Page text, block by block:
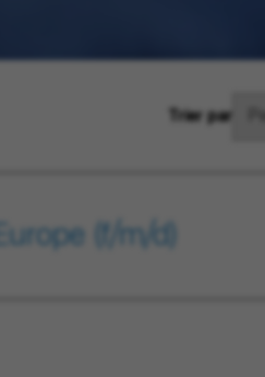
Trier par
(f/m/d)